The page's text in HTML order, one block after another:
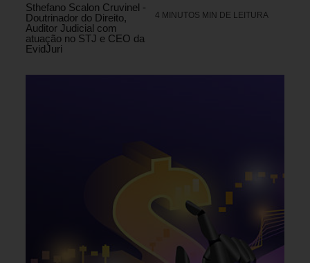
Sthefano Scalon Cruvinel -
Doutrinador do Direito,
Auditor Judicial com
atuação no STJ e CEO da
EvidJuri
4 MINUTOS MIN DE LEITURA